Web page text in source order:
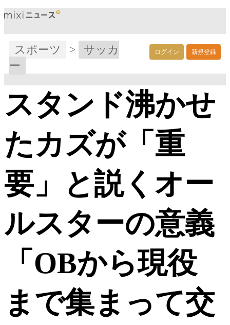
ログイン 新規登録
スポーツ >
サッカ
ー
スタンド沸かせ
たカズが「重
要」と説くオー
ルスターの意義
「OBから現役
まで集まって交